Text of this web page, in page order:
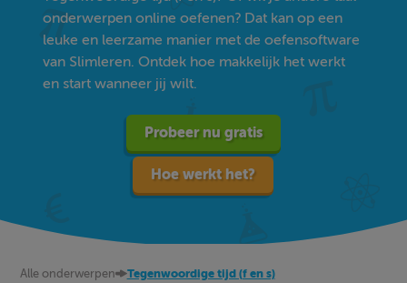
onderwerpen online oefenen? Dat kan op een
leuke en leerzame manier met de oefensoftware
van Slimleren. Ontdek hoe makkelijk het werkt
en start wanneer jij wilt.
Probeer nu gratis
Hoe werkt het?
Alle onderwerpen Tegenwoordige tijd (f en s)